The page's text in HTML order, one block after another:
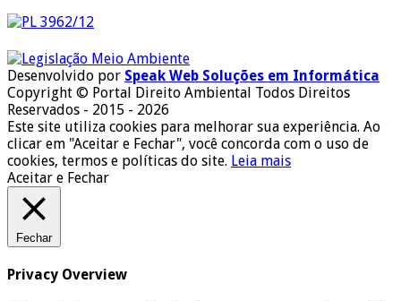
Desenvolvido por Speak Web Soluções em Informática
Copyright © Portal Direito Ambiental Todos Direitos
Reservados - 2015 - 2026
Este site utiliza cookies para melhorar sua experiência. Ao
clicar em "Aceitar e Fechar", você concorda com o uso de
cookies, termos e políticas do site. Leia mais
Aceitar e Fechar
Fechar
Privacy Overview